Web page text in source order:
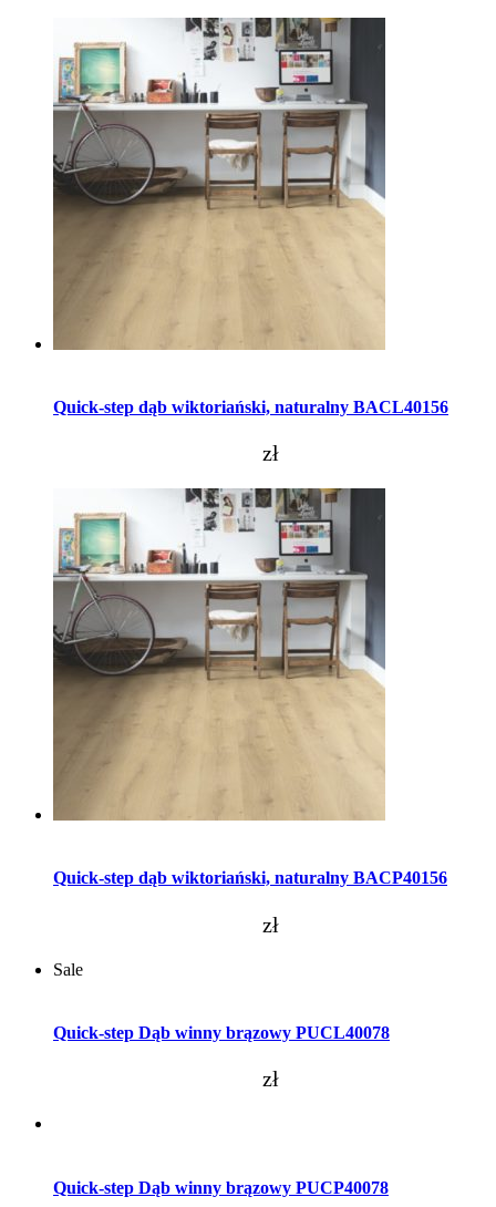
Quick-step dąb wiktoriański, naturalny BACL40156
zł
Quick-step dąb wiktoriański, naturalny BACP40156
zł
Sale
Quick-step Dąb winny brązowy PUCL40078
zł
Quick-step Dąb winny brązowy PUCP40078